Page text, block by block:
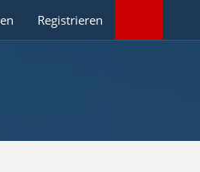
Registrieren